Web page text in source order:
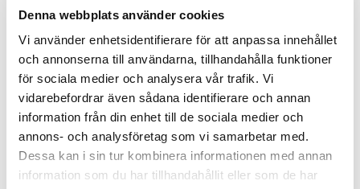
Denna webbplats använder cookies
Vi använder enhetsidentifierare för att anpassa innehållet
och annonserna till användarna, tillhandahålla funktioner
för sociala medier och analysera vår trafik. Vi
vidarebefordrar även sådana identifierare och annan
information från din enhet till de sociala medier och
annons- och analysföretag som vi samarbetar med.
Dessa kan i sin tur kombinera informationen med annan
information som du har tillhandahållit eller som de har
hjälp har du avstämningar med en area manager, och under
på.
Våra förväntningar
Vi söker dig som:
har ett intresse för service
tycker träning och hälsa är intressant